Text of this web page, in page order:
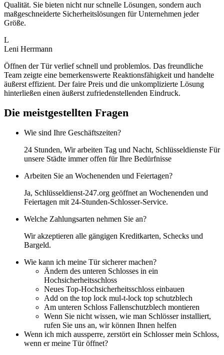
Qualität. Sie bieten nicht nur schnelle Lösungen, sondern auch
maßgeschneiderte Sicherheitslösungen für Unternehmen jeder
Größe.
L
Leni Herrmann
Öffnen der Tür verlief schnell und problemlos. Das freundliche
Team zeigte eine bemerkenswerte Reaktionsfähigkeit und handelte
äußerst effizient. Der faire Preis und die unkomplizierte Lösung
hinterließen einen äußerst zufriedenstellenden Eindruck.
Die meistgestellten Fragen
Wie sind Ihre Geschäftszeiten?
24 Stunden, Wir arbeiten Tag und Nacht, Schlüsseldienste Für
unsere Städte immer offen für Ihre Bedürfnisse
Arbeiten Sie an Wochenenden und Feiertagen?
Ja, Schlüsseldienst-247.org geöffnet an Wochenenden und
Feiertagen mit 24-Stunden-Schlosser-Service.
Welche Zahlungsarten nehmen Sie an?
Wir akzeptieren alle gängigen Kreditkarten, Schecks und
Bargeld.
Wie kann ich meine Tür sicherer machen?
Ändern des unteren Schlosses in ein
Hochsicherheitsschloss
Neues Top-Hochsicherheitsschloss einbauen
Add on the top lock mul-t-lock top schutzblech
Am unteren Schloss Fallenschutzblech montieren
Wenn Sie nicht wissen, wie man Schlösser installiert,
rufen Sie uns an, wir können Ihnen helfen
Wenn ich mich aussperre, zerstört ein Schlosser mein Schloss,
wenn er meine Tür öffnet?